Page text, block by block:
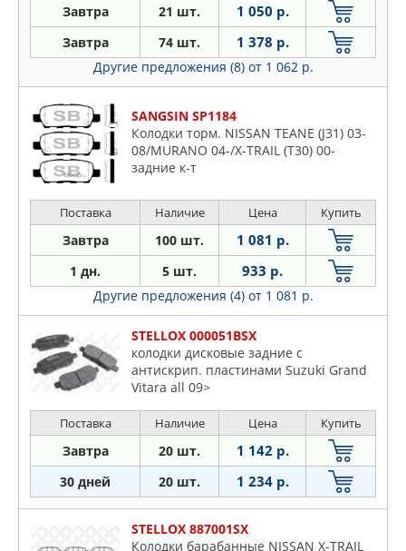
Завтра 21 шт. 1 050 р.
Завтра 74 шт. 1 378 р.
Другие предложения (8) от 1 062 р.
SANGSIN SP1184
Колодки торм. NISSAN TEANE (J31) 03-
08/MURANO 04-/X-TRAIL (T30) 00-
задние к-т
Поставка Наличие Цена Купить
Завтра 100 шт. 1 081 р.
1 дн. 5 шт. 933 р.
Другие предложения (4) от 1 081 р.
STELLOX 000051BSX
колодки дисковые задние с
антискрип. пластинами Suzuki Grand
Vitara all 09>
Поставка Наличие Цена Купить
Завтра 20 шт. 1 142 р.
30 дней 20 шт. 1 234 р.
STELLOX 887001SX
Колодки барабанные NISSAN X-TRAIL